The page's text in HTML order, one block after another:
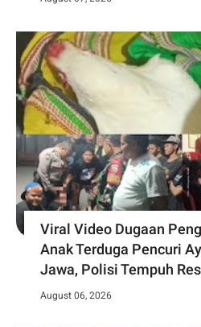
Viral Video Dugaan
Anak Terduga Pencuri
Jawa, Polisi Tempuh
August 06, 2026